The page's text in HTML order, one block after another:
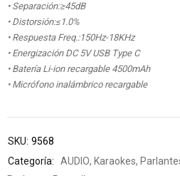
• Separación:≥45dB
• Distorsión:≤1.0%
• Respuesta Freq.:150Hz-18KHz
• Energización DC 5V USB Type C
• Batería Li-ion recargable 4500mAh
• Micrófono inalámbrico recargable
SKU: 9568
Categoría:
AUDIO, Karaokes,